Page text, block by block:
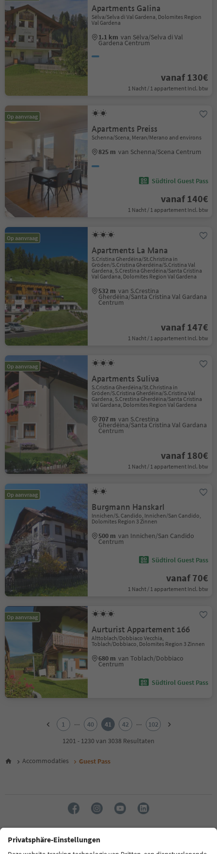
Apartments Galina
Sëlva/Selva di Val Gardena, Dolomites Region
Val Gardena
1.1 km van Sëlva/Selva di Val
Gardena Centrum
vanaf 130€
1 Nacht / 1 appartement Incl. btw
Op aanvraag
Apartments Preiss
Schenna/Scena, Meran/Merano and environs
825 m van Schenna/Scena Centrum
Südtirol Guest Pass
vanaf 140€
1 Nacht / 1 appartement Incl. btw
Op aanvraag
Apartments La Mana
S.Cristina Gherdëina/St.Christina in
Gröden/S.Cristina Gherdëina/S.Cristina Val
Gardena, S.Crestina Gherdëina/Santa Cristina
Val Gardana, Dolomites Region Val Gardena
532 m van S.Crestina
Gherdëina/Santa Cristina Val Gardana
Centrum
vanaf 147€
1 Nacht / 1 appartement Incl. btw
Op aanvraag
Apartments Suliva
S.Cristina Gherdëina/St.Christina in
Gröden/S.Cristina Gherdëina/S.Cristina Val
Gardena, S.Crestina Gherdëina/Santa Cristina
Val Gardana, Dolomites Region Val Gardena
707 m van S.Crestina
Gherdëina/Santa Cristina Val Gardana
Centrum
vanaf 180€
1 Nacht / 1 appartement Incl. btw
Op aanvraag
Burgmann Hanskarl
Innichen/S. Candido, Innichen/San Candido,
Dolomites Region 3 Zinnen
500 m van Innichen/San Candido
Centrum
Südtirol Guest Pass
vanaf 70€
1 Nacht / 1 appartement Incl. btw
Op aanvraag
Aurturist Appartement 166
Alttoblach/Dobbiaco Vecchia,
Toblach/Dobbiaco, Dolomites Region 3 Zinnen
680 m van Toblach/Dobbiaco
Centrum
Südtirol Guest Pass
6
13
14
1 ... 40 41 42 ...
102
1201 - 1230 van 3038 Resultaten
Accommodaties Guest Pass
Taal: Nederlands